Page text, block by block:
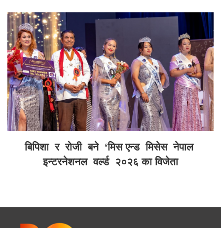
बिपिशा र रोजी बने ‘मिस एन्ड मिसेस नेपाल
इन्टरनेशनल वर्ल्ड २०२६ का विजेता